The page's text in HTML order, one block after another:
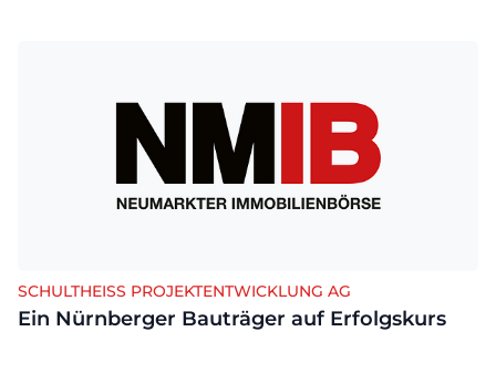
SCHULTHEISS PROJEKTENTWICKLUNG AG
Ein Nürnberger Bauträger auf Erfolgskurs